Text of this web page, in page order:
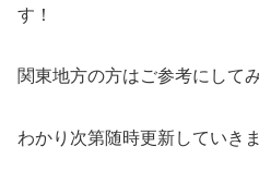
す！
関東地方の方はご参考にして
わかり次第随時更新していき